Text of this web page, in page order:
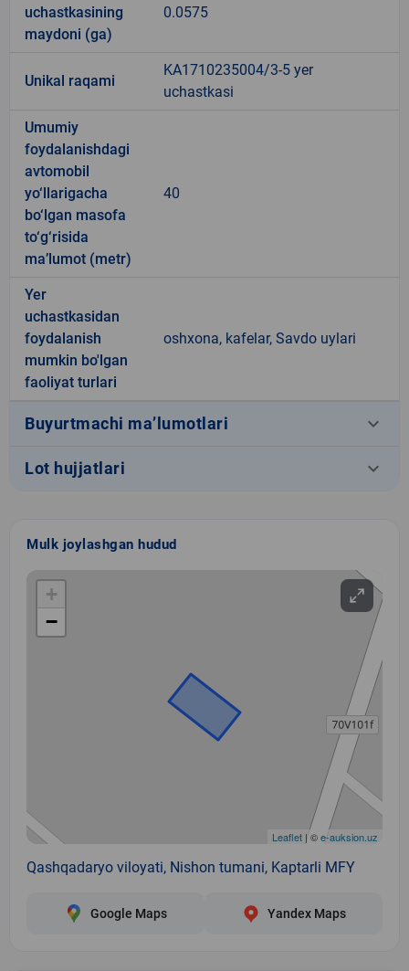
uchastkasining
maydoni (ga)
0.0575
Unikal raqami
KA1710235004/3-5 yer
uchastkasi
Umumiy
foydalanishdagi
avtomobil
yo‘llarigacha
bo‘lgan masofa
to‘g‘risida
ma’lumot (metr)
40
Yer
uchastkasidan
foydalanish
mumkin bo'lgan
faoliyat turlari
oshxona, kafelar, Savdo uylari
Buyurtmachi ma’lumotlari keyboard_arrow_down
Lot hujjatlari keyboard_arrow_down
Mulk joylashgan hudud
+
−
Leaflet | ©e-auksion.uz
Qashqadaryo viloyati, Nishon tumani, Kaptarli MFY
Google Maps Yandex Maps